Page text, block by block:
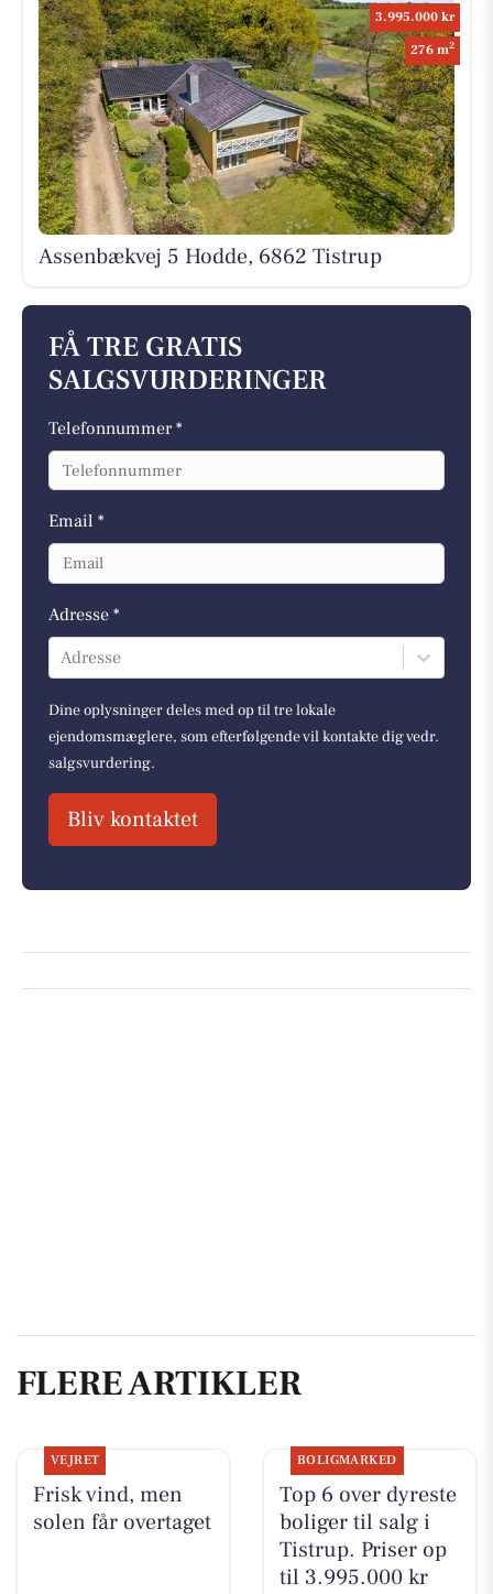
3.995.000 kr
276 m2
Assenbækvej 5 Hodde, 6862 Tistrup
FÅ TRE GRATIS
SALGSVURDERINGER
Telefonnummer *
Email *
Adresse *
Adresse
Dine oplysninger deles med op til tre lokale
ejendomsmæglere, som efterfølgende vil kontakte dig vedr.
salgsvurdering.
Bliv kontaktet
FLERE ARTIKLER
VEJRET
Frisk vind, men
solen får overtaget
BOLIGMARKED
Top 6 over dyreste
boliger til salg i
Tistrup. Priser op
til 3.995.000 kr